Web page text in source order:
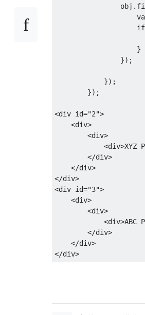
                obj
.
if
}
});
});
});
<div id="2">
<div>
<div>
<div>XYZ
</div>
</div>
</div>
<div id="3">
<div>
<div>
<div>ABC
</div>
</div>
</div>